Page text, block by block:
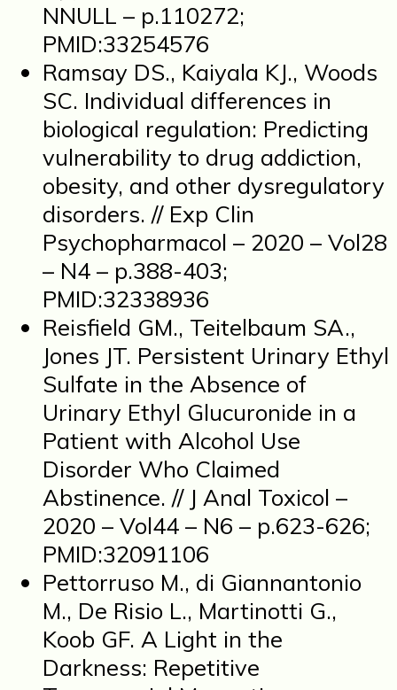
NNULL – p.110272;
PMID:33254576
Ramsay DS., Kaiyala KJ., Woods
SC. Individual differences in
biological regulation: Predicting
vulnerability to drug addiction,
obesity, and other dysregulatory
disorders. // Exp Clin
Psychopharmacol – 2020 – Vol28
– N4 – p.388-403;
PMID:32338936
Reisfield GM., Teitelbaum SA.,
Jones JT. Persistent Urinary Ethyl
Sulfate in the Absence of
Urinary Ethyl Glucuronide in a
Patient with Alcohol Use
Disorder Who Claimed
Abstinence. // J Anal Toxicol –
2020 – Vol44 – N6 – p.623-626;
PMID:32091106
Pettorruso M., di Giannantonio
M., De Risio L., Martinotti G.,
Koob GF. A Light in the
Darkness: Repetitive